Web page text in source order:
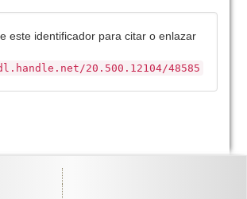
este identificador para citar o enlazar
20.500.12104/48585